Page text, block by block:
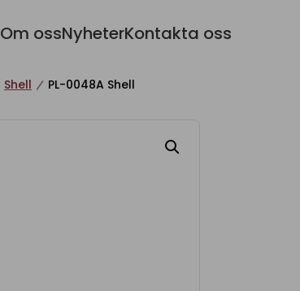
Om ossNyheterKontakta oss
Shell PL-0048A Shell